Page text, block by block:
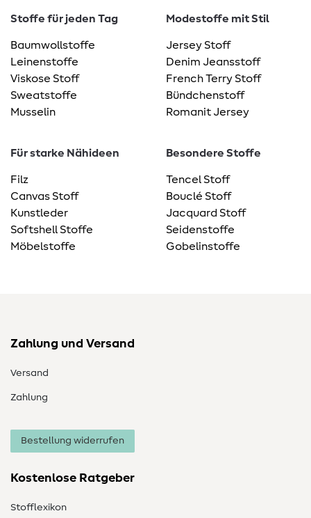
Stoffe für jeden Tag
Baumwollstoffe
Leinenstoffe
Viskose Stoff
Sweatstoffe
Musselin
Modestoffe mit Stil
Jersey Stoff
Denim Jeansstoff
French Terry Stoff
Bündchenstoff
Romanit Jersey
Für starke Nähideen
Filz
Canvas Stoff
Kunstleder
Softshell Stoffe
Möbelstoffe
Besondere Stoffe
Tencel Stoff
Bouclé Stoff
Jacquard Stoff
Seidenstoffe
Gobelinstoffe
Zahlung und Versand
Versand
Zahlung
Bestellung widerrufen
Kostenlose Ratgeber
Stofflexikon